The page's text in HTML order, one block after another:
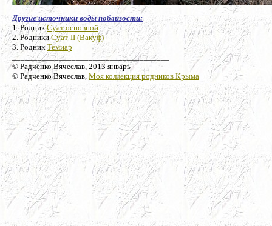
Другие источники воды поблизости:
1. РодникСуат основной
2. РодникиСуат-II (Вакуф)
3. РодникТемиар
_____________________________________
© Радченко Вячеслав, 2013 январь
© Радченко Вячеслав, Моя коллекция родников Крыма